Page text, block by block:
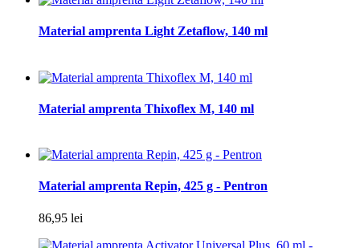
Material amprenta Light Zetaflow, 140 ml
Material amprenta Thixoflex M, 140 ml
Material amprenta Repin, 425 g - Pentron
86,95 lei